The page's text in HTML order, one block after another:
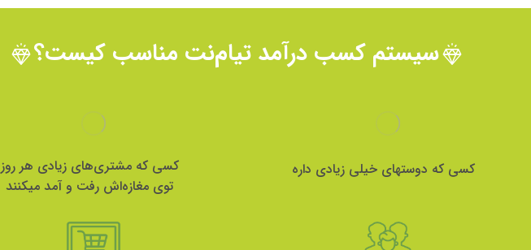
سیستم کسب درآمد تیام‌نت مناسب کیست؟
کسی که دوستهای خیلی زیادی داره
کسی که مشتری‌های زیادی هر روز
توی مغازه‌اش رفت و آمد میکنند